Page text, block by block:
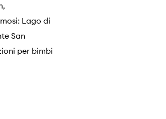
Lago di
San
per bimbi